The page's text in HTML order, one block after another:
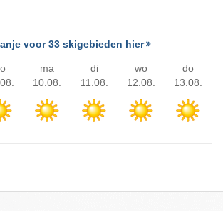
voor 33 skigebieden hier
ma
10.08.
di
11.08.
wo
12.08.
do
13.08.